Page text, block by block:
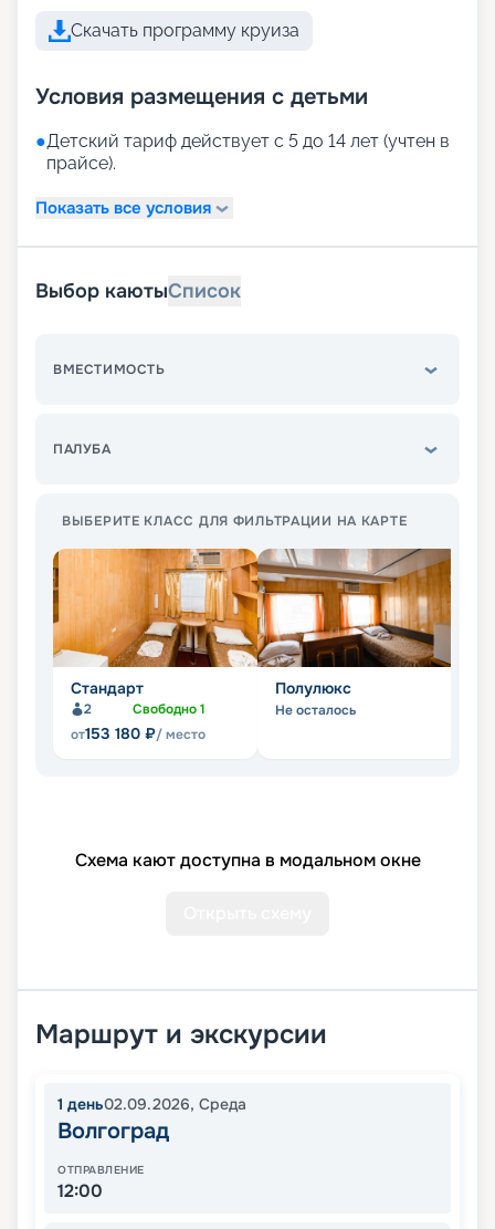
Скачать программу круиза
Условия размещения с детьми
●Детский тариф действует с 5 до 14 лет (учтен в
прайсе).
Показать все условия
Выбор каютыСписок
ВМЕСТИМОСТЬ
ПАЛУБА
ВЫБЕРИТЕ КЛАСС ДЛЯ ФИЛЬТРАЦИИ НА КАРТЕ
Стандарт
2 Свободно1
от153 180 ₽/ место
Полулюкс
Не осталось
Схема кают доступна в модальном окне
Маршрут и экскурсии
1 день02.09.2026, Среда
Волгоград
ОТПРАВЛЕНИЕ
12:00